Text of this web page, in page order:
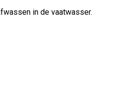
in de vaatwasser.